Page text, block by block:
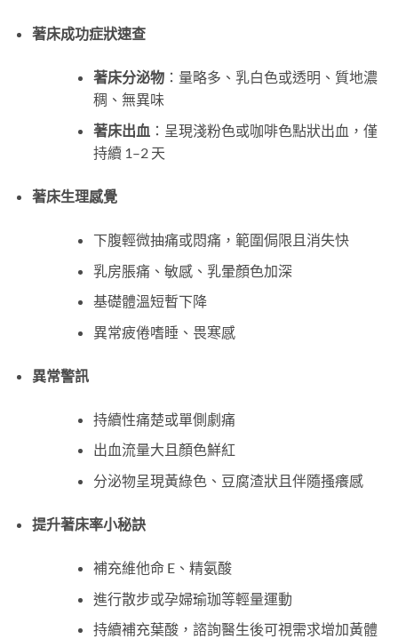
著床成功症狀速查
著床分泌物：量略多、乳白色或透明、質地濃
稠、無異味
著床出血 ：呈現淺粉色或咖啡色點狀出血，僅
持續 1–2 天
著床生理感覺
下腹輕微抽痛或悶痛，範圍侷限且消失快
乳房脹痛、敏感、乳暈顏色加深
基礎體溫短暫下降
異常疲倦嗜睡、畏寒感
異常警訊
持續性痛楚或單側劇痛
出血流量大且顏色鮮紅
分泌物呈現黃綠色、豆腐渣狀且伴隨搔癢感
提升著床率小秘訣
補充維他命 E、精氨酸
進行散步或孕婦瑜珈等輕量運動
持續補充葉酸，諮詢醫生後可視需求增加黃體